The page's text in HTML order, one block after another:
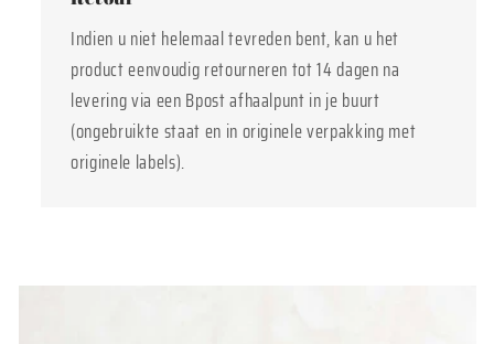
Indien u niet helemaal tevreden bent, kan u het
product eenvoudig retourneren tot 14 dagen na
levering via een Bpost afhaalpunt in je buurt
(ongebruikte staat en in originele verpakking met
originele labels).